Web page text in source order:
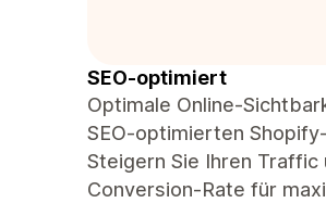
SEO-optimiert
Optimale Online-
SEO-optimierten
Steigern Sie Ihren Traffic
Conversion-Rate für